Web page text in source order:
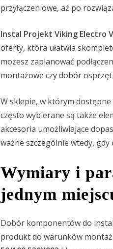
przyłączeniowe, aż po
Instal Projekt Viking Electro
oferty, która ułatwia
możesz zaplanować
montażowe czy dobór
W sklepie, w którym
często wybierane są także
akcesoria umożliwiające
ważne szczególnie wtedy, gdy
Wymiary i
jednym
Dobór komponentów do
produkt do warunków